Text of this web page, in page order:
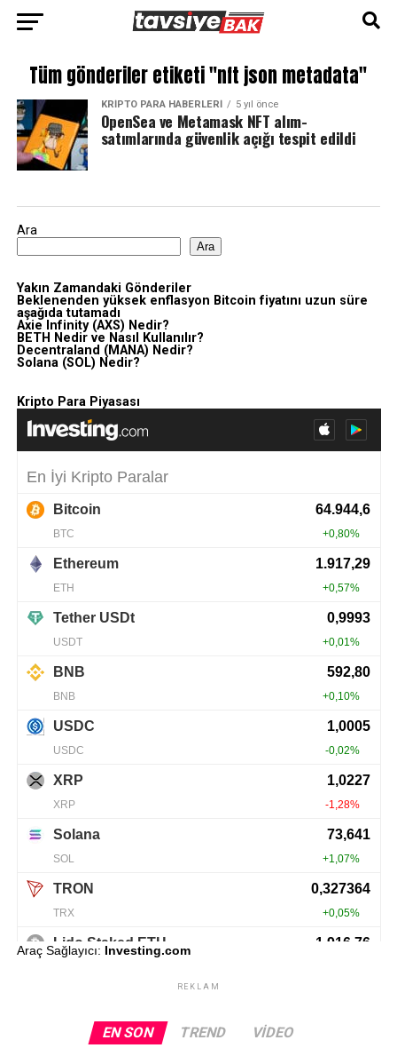
Tüm gönderiler etiketi "nft json metadata"
KRIPTO PARA HABERLERI 5 yıl önce
OpenSea ve Metamask NFT alım-
satımlarında güvenlik açığı tespit edildi
Ara
Ara
Yakın Zamandaki Gönderiler
Beklenenden yüksek enflasyon Bitcoin fiyatını uzun süre
aşağıda tutamadı
Axie Infinity (AXS) Nedir?
BETH Nedir ve Nasıl Kullanılır?
Decentraland (MANA) Nedir?
Solana (SOL) Nedir?
Kripto Para Piyasası
Araç Sağlayıcı: Investing.com
REKLAM
EN SON TREND VIDEO